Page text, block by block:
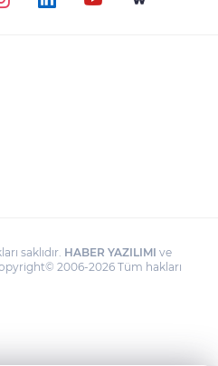
yarıya düştü: Üreticiler
saklıdır. HABER YAZILIMI ve
2006-2026 Tüm hakları